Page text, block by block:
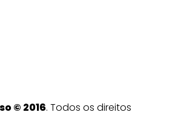
© 2016. Todos os direitos